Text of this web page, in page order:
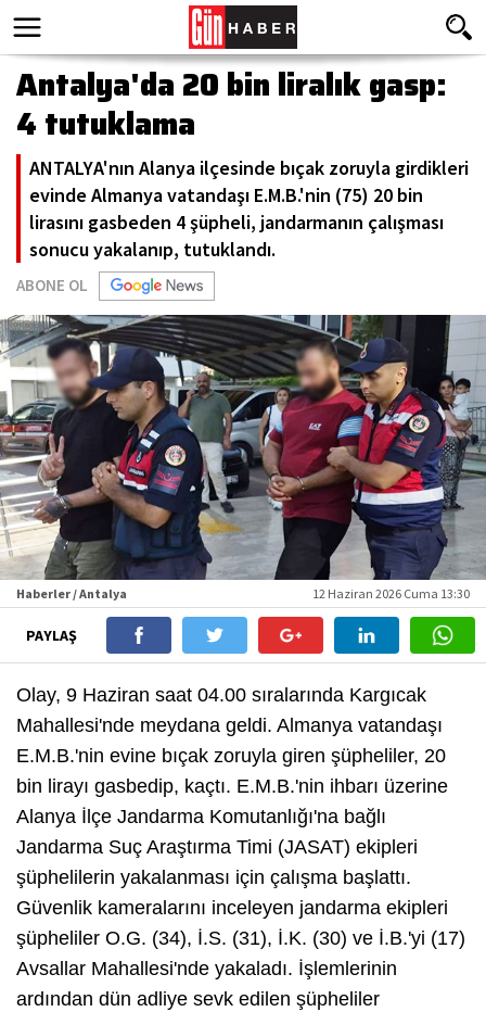
Antalya'da 20 bin liralık gasp:
4 tutuklama
ANTALYA'nın Alanya ilçesinde bıçak zoruyla girdikleri
evinde Almanya vatandaşı E.M.B.'nin (75) 20 bin
lirasını gasbeden 4 şüpheli, jandarmanın çalışması
sonucu yakalanıp, tutuklandı.
ABONE OL
Haberler / Antalya 12 Haziran 2026 Cuma 13:30
PAYLAŞ
Olay, 9 Haziran saat 04.00 sıralarında Kargıcak
Mahallesi'nde meydana geldi. Almanya vatandaşı
E.M.B.'nin evine bıçak zoruyla giren şüpheliler, 20
bin lirayı gasbedip, kaçtı. E.M.B.'nin ihbarı üzerine
Alanya İlçe Jandarma Komutanlığı'na bağlı
Jandarma Suç Araştırma Timi (JASAT) ekipleri
şüphelilerin yakalanması için çalışma başlattı.
Güvenlik kameralarını inceleyen jandarma ekipleri
şüpheliler O.G. (34), İ.S. (31), İ.K. (30) ve İ.B.'yi (17)
Avsallar Mahallesi'nde yakaladı. İşlemlerinin
ardından dün adliye sevk edilen şüpheliler